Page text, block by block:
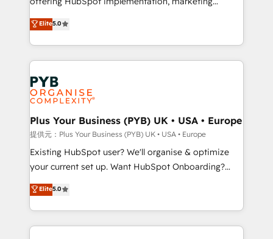
- Dashboards, lifecycle campaigns, and lead
nurturing sequences. - Cross-hub setup across
Marketing, Sales, Operations, and Service Hubs. -
Ongoing optimization, managed support, and
scalable retainers. Let’s make HubSpot your most
powerful growth engine. Built to convert, scale, and
drive results.
automation, CRM and RevOps consulting, data
architecture, sales enablement, lifecycle automation,
lead scoring and revenue reporting. HubSpot,
Salesforce and integrated enterprise stacks. Digital
Marketing, Answer Engine Optimisation, and
Generative Engine Optimisation (AI Search),
HubSpot Content Hub, WordPress development,
B2B SEO, paid media, and content. We work with
enterprise and growth-led companies across
technology, professional services, financial services
and industrial sectors. Offices in Johannesburg, Cape
implementations delivered. AI visibility coverage
across ChatGPT, Claude, Perplexity, Gemini and
Elite5.0
Plus Your Business (PYB) UK • USA • Europe
提供元：Plus Your Business (PYB) UK • USA • Europe
Existing HubSpot user? We'll organise & optimize
your current set up. Want HubSpot Onboarding?
We'll customise your CRM & automate your business
processes. Welcome to our Profile! We can help
with... • CRM implementation, reports & workflows,
and team training • CRM migration: Salesforce,
Elite5.0